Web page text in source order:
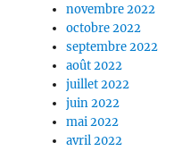
novembre 2022
octobre 2022
septembre 2022
août 2022
juillet 2022
juin 2022
mai 2022
avril 2022